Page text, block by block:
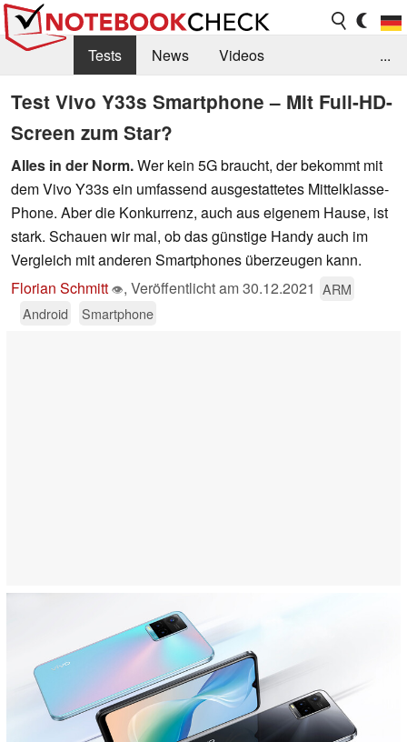
Tests News
Videos
Benchmarks & Tech
Externe Tests
Kaufberatung
Deals
Forum
...
Test Vivo Y33s Smartphone – Mit Full-HD-
Screen zum Star?
Alles in der Norm.Wer kein 5G braucht, der bekommt mit
dem Vivo Y33s ein umfassend ausgestattetes Mittelklasse-
Phone. Aber die Konkurrenz, auch aus eigenem Hause, ist
stark. Schauen wir mal, ob das günstige Handy auch im
Vergleich mit anderen Smartphones überzeugen kann.
Florian Schmitt 👁, Veröffentlicht am30.12.2021 ARM
Android
Smartphone